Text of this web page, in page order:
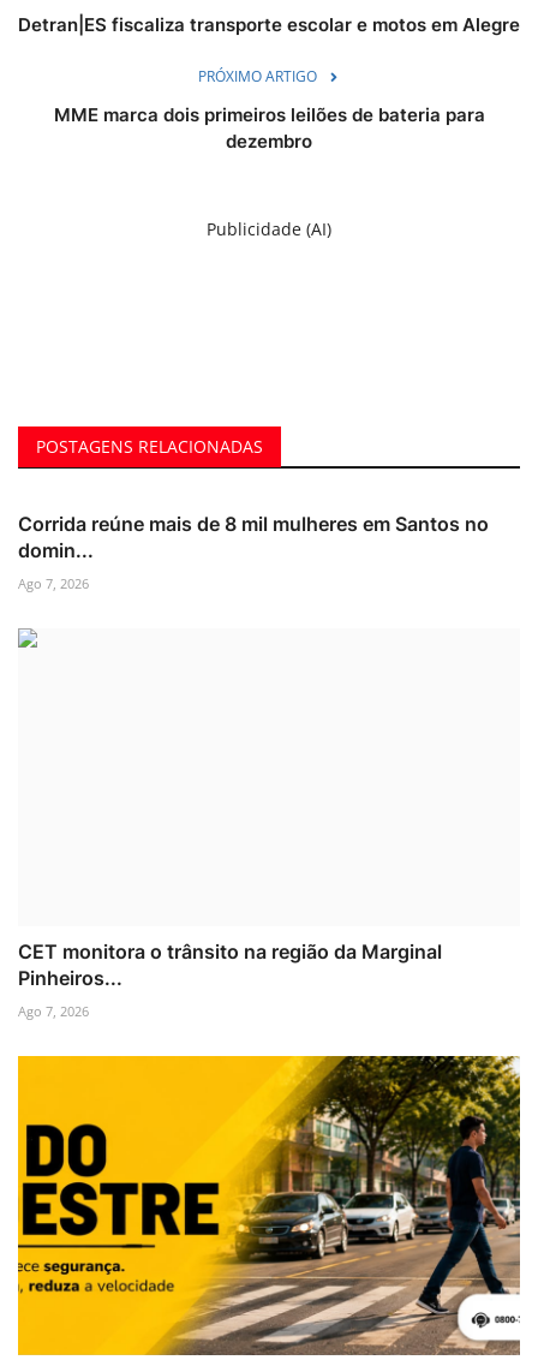
Detran|ES fiscaliza transporte escolar e motos em Alegre
PRÓXIMO ARTIGO
MME marca dois primeiros leilões de bateria para
dezembro
Publicidade (AI)
POSTAGENS RELACIONADAS
Corrida reúne mais de 8 mil mulheres em Santos no
domin...
Ago 7, 2026
CET monitora o trânsito na região da Marginal
Pinheiros...
Ago 7, 2026